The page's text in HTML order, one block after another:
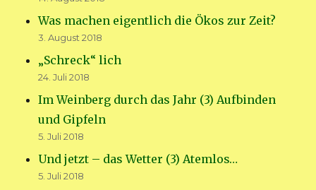
Was machen eigentlich die Ökos zur Zeit?
3. August 2018
„Schreck“ lich
24. Juli 2018
Im Weinberg durch das Jahr (3) Aufbinden
und Gipfeln
5. Juli 2018
Und jetzt – das Wetter (3) Atemlos…
5. Juli 2018